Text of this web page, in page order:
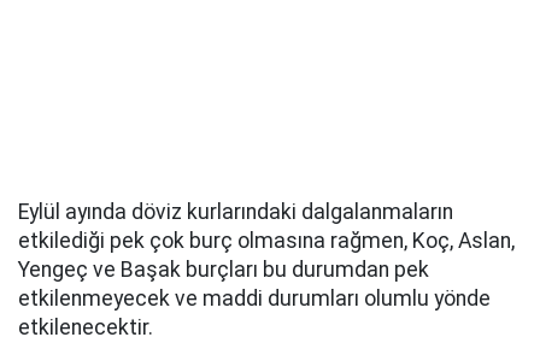
Eylül ayında döviz kurlarındaki dalgalanmaların
etkilediği pek çok burç olmasına rağmen, Koç, Aslan,
Yengeç ve Başak burçları bu durumdan pek
etkilenmeyecek ve maddi durumları olumlu yönde
etkilenecektir.